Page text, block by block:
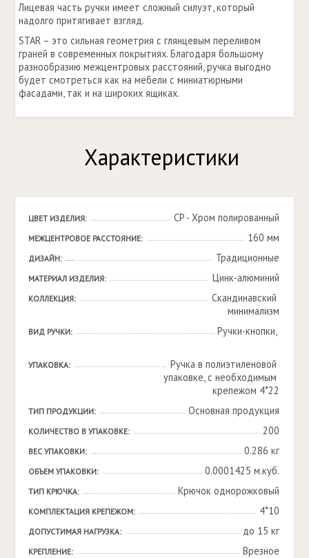
Лицевая часть ручки имеет сложный силуэт, который
надолго притягивает взгляд.
STAR – это сильная геометрия с глянцевым переливом
граней в современных покрытиях. Благодаря большому
разнообразию межцентровых расстояний, ручка выгодно
будет смотреться как на мебели с миниатюрными
фасадами, так и на широких ящиках.
Характеристики
ЦВЕТ ИЗДЕЛИЯ: CP - Хром полированный
МЕЖЦЕНТРОВОЕ РАССТОЯНИЕ: 160 мм
ДИЗАЙН: Традиционные
МАТЕРИАЛ ИЗДЕЛИЯ: Цинк-алюминий
КОЛЛЕКЦИЯ:
Скандинавский
минимализм
ВИД РУЧКИ: Ручки-кнопки,
УПАКОВКА:
Ручка в полиэтиленовой
упаковке, с необходимым
крепежом 4*22
ТИП ПРОДУКЦИИ: Основная продукция
КОЛИЧЕСТВО В УПАКОВКЕ: 200
ВЕС УПАКОВКИ: 0.286 кг
ОБЪЕМ УПАКОВКИ: 0.0001425 м.куб.
ТИП КРЮЧКА: Крючок однорожковый
КОМПЛЕКТАЦИЯ КРЕПЕЖОМ: 4*10
ДОПУСТИМАЯ НАГРУЗКА: до 15 кг
КРЕПЛЕНИЕ: Врезное